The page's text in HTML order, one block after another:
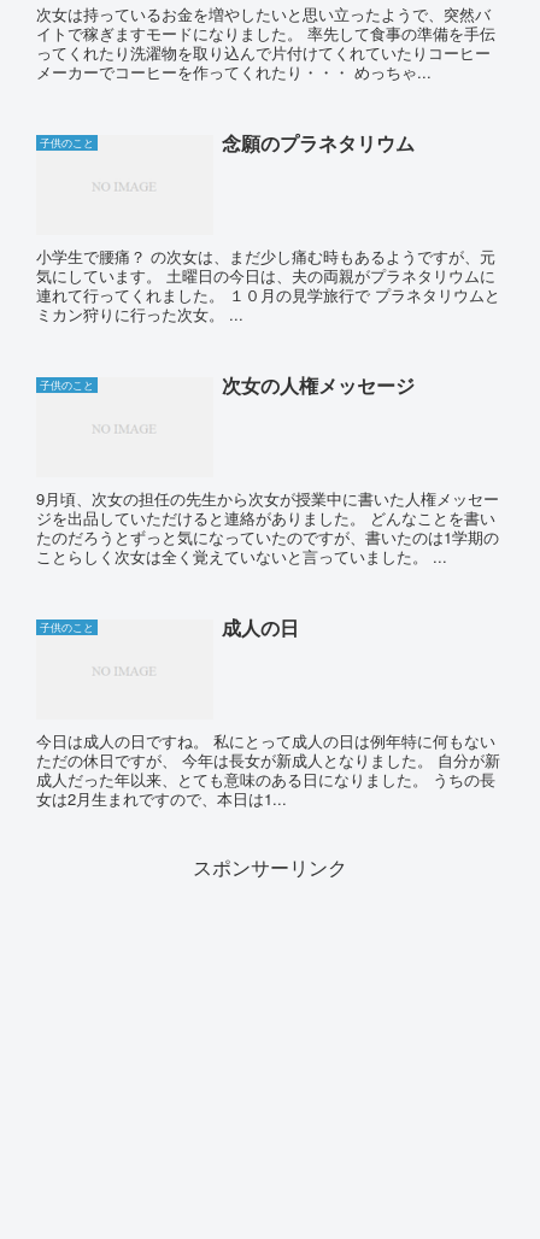
次女は持っているお金を増やしたいと思い立ったようで、突然バ
イトで稼ぎますモードになりました。 率先して食事の準備を手伝
ってくれたり洗濯物を取り込んで片付けてくれていたりコーヒー
メーカーでコーヒーを作ってくれたり・・・ めっちゃ...
子供のこと 念願のプラネタリウム
小学生で腰痛？ の次女は、まだ少し痛む時もあるようですが、元
気にしています。 土曜日の今日は、夫の両親がプラネタリウムに
連れて行ってくれました。 １０月の見学旅行で プラネタリウムと
ミカン狩りに行った次女。 ...
子供のこと 次女の人権メッセージ
9月頃、次女の担任の先生から次女が授業中に書いた人権メッセー
ジを出品していただけると連絡がありました。 どんなことを書い
たのだろうとずっと気になっていたのですが、書いたのは1学期の
ことらしく次女は全く覚えていないと言っていました。 ...
子供のこと 成人の日
今日は成人の日ですね。 私にとって成人の日は例年特に何もない
ただの休日ですが、 今年は長女が新成人となりました。 自分が新
成人だった年以来、とても意味のある日になりました。 うちの長
女は2月生まれですので、本日は1...
スポンサーリンク